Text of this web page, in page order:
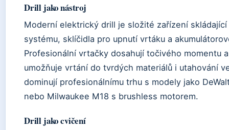
Drill jako nástroj
Moderní elektrický drill je složité zařízení
systému, sklíčidla pro upnutí vrtáku a
Profesionální vrtačky dosahují točivého momentu
umožňuje vrtání do tvrdých materiálů i utahování
dominují profesionálnímu trhu s modely jako
nebo Milwaukee M18 s brushless motorem.
Drill jako cvičení